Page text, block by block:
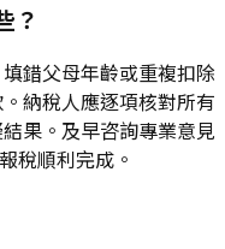
？
錯父母年齡或重複扣除
納稅人應逐項核對所有
果。及早咨詢專業意見
稅順利完成。